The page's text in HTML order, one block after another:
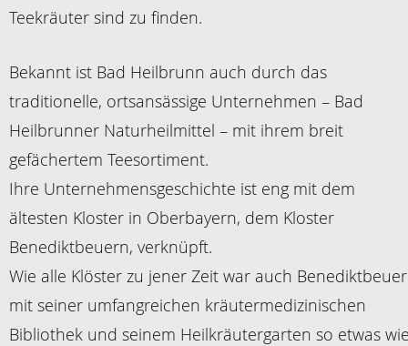
Teekräuter sind zu finden.
Bekannt ist Bad Heilbrunn auch durch das
traditionelle, ortsansässige Unternehmen – Bad
Heilbrunner Naturheilmittel – mit ihrem breit
gefächertem Teesortiment.
Ihre Unternehmensgeschichte ist eng mit dem
ältesten Kloster in Oberbayern, dem Kloster
Benediktbeuern, verknüpft.
Wie alle Klöster zu jener Zeit war auch
mit seiner umfangreichen kräutermedizinischen
Bibliothek und seinem Heilkräutergarten so etwas